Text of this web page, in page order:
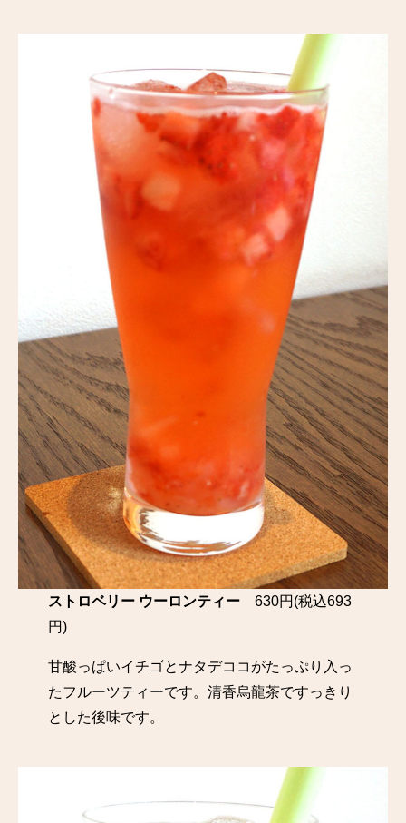
ストロベリー ウーロンティー630円(税込693
円)
甘酸っぱいイチゴとナタデココがたっぷり入っ
たフルーツティーです。清香烏龍茶ですっきり
とした後味です。